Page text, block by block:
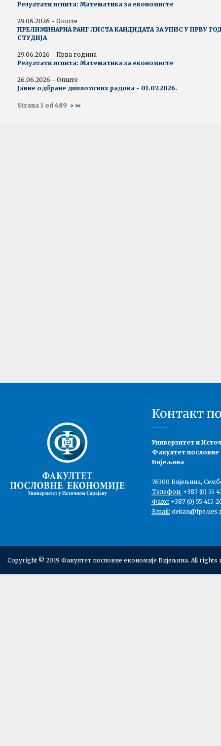
Резултати испита: Математика за економисте
29.06.2026 - Опште
ПРЕЛИМИНАРНА РАНГ ЛИСТА КАНДИДАТА ЗА УПИС У ПРВУ
СТУДИЈА
29.06.2026 - Прва година
Резултати испита: Математика за економисте
26.06.2026 - Опште
Јавне одбране дипломских радова - 01.07.2026.
Strana 1 od 489 > >>
Контакт
Универзитет и
Факултет пословне
Бијељина
76300 Бијељина,
Телефон: +387 (0) 55
Факс: +387 (0) 55 415-
Email:
Copyright © 2019 Факултет пословне економије Бијељина. All rights